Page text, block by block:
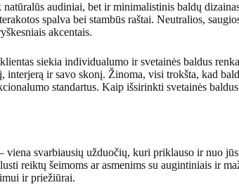
audiniai, bet ir minimalistinis baldų
spalva bei stambūs raštai. Neutralios,
akcentais.
siekia individualumo ir svetainės baldus
interjerą ir savo skonį. Žinoma, visi trokšta, kad
standartus. Kaip išsirinkti svetainės
viena svarbiausių užduočių, kuri priklauso ir nuo
reiktų šeimoms ar asmenims su augintiniais ir
ir priežiūrai.